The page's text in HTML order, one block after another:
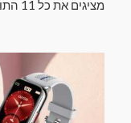
מציגים את כל ⁦11⁩ התוצאות